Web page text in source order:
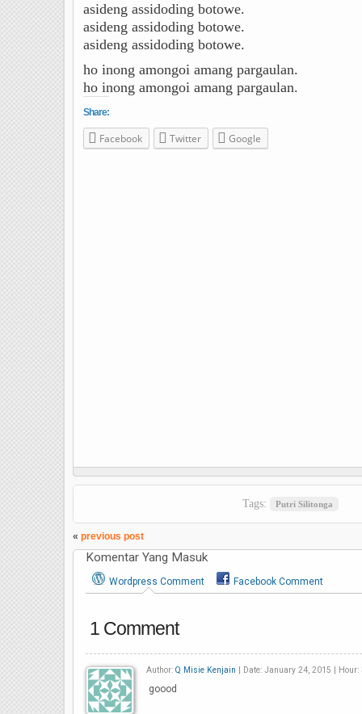
asideng assidoding botowe.
asideng assidoding botowe.
asideng assidoding botowe.
ho inong amongoi amang pargaulan.
ho inong amongoi amang pargaulan.
Share:
Facebook Twitter Google
Tags: Putri Silitonga
« previous post
Komentar Yang Masuk
Wordpress Comment Facebook Comment
1 Comment
Author: Q Misie Kenjain | Date: January 24, 2015 |
goood